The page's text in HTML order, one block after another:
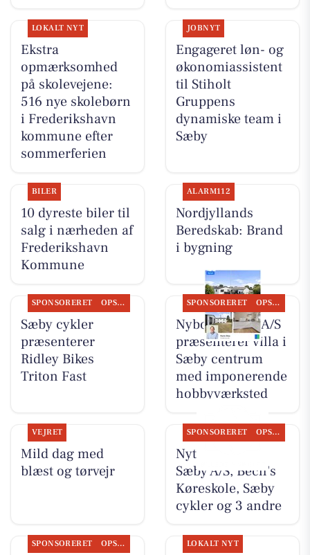
LOKALT NYT
Ekstra
opmærksomhed
på skolevejene:
516 nye skolebørn
i Frederikshavn
kommune efter
sommerferien
JOBNYT
Engageret løn- og
økonomiassistent
til Stiholt
Gruppens
dynamiske team i
Sæby
BILER
10 dyreste biler til
salg i nærheden af
Frederikshavn
Kommune
ALARM112
Nordjyllands
Beredskab: Brand
i bygning
SPONSORERET OPSLAGSTAVLEN
Sæby cykler
præsenterer
Ridley Bikes
Triton Fast
SPONSORERET OPSLAGSTAVLEN
Nybolig Sæby A/S
præsenterer villa i
Sæby centrum
med imponerende
hobbyværksted
VEJRET
Mild dag med
blæst og tørvejr
SPONSORERET OPSLAGSTAVLEN
Nyt fra Nybolig
Sæby A/S, Bech's
Køreskole, Sæby
cykler og 3 andre
SPONSORERET OPSLAGSTAVLEN LOKALT NYT